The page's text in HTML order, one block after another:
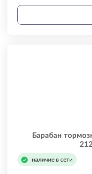
Барабан
наличие в сети